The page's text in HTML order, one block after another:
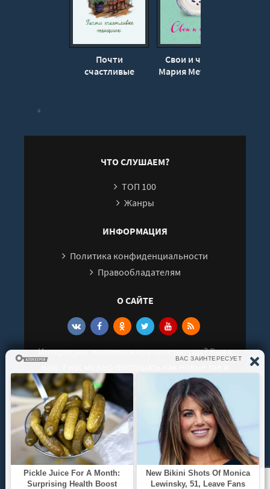
Почти
счастливые
Свои и чужие -
Мария Метлицкая
ЧТО СЛУШАЕМ?
ТОП 100
Жанры
ИНФОРМАЦИЯ
Политика конфиденциальности
Правообладателям
О САЙТЕ
Интересуют новинки мира литературы? Вам к
старые аудиокниги. Выбрать и поделиться с
друзьями лучшими аудиокнигами!
© 2021 - 2026 kniga-audio.net. Все права
защищены.